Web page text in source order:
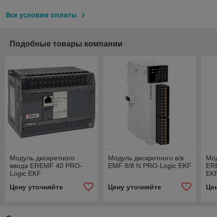
Все условия оплаты
Подобные товары компании
Модуль дискретного
ввода EREMF 40 PRO-
Logic EKF
Цену уточняйте
Модуль дискретного в/в
EMF 8/8 N PRO-Logic EKF
Цену уточняйте